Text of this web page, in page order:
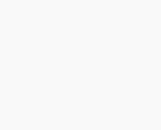
次活动让房协奖学金同学会的成
协同事，以编织艺术连系你我，